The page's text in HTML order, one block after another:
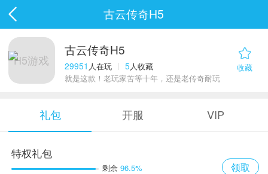
古云传奇H5
H5游戏 收藏
古云传奇H5
29951 人在玩 5人收藏
就是这款！老玩家苦等十年，还是老传奇耐玩
礼包 开服 VIP
领取
特权礼包
剩余 96.5%